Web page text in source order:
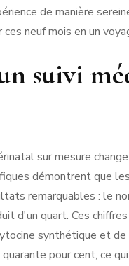
de manière
neuf mois en un
suivi
sur mesure
démontrent que
remarquables : le
d'un quart. Ces
synthétique et
pour cent, ce